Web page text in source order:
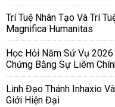
Trí Tuệ Nhân Tạo Và Trí
Magnifica Humanitas
Học Hỏi Năm Sứ Vụ
Chứng Bằng Sự Liêm
Linh Đạo Thánh Inhaxio
Giới Hiện Đại